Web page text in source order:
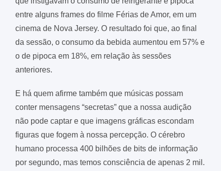
entre alguns frames do filme Férias de Amor, em um
cinema de Nova Jersey. O resultado foi que, ao final
da sessão, o consumo da bebida aumentou em 57% e
o de pipoca em 18%, em relação às sessões
anteriores.
E há quem afirme também que músicas possam
conter mensagens “secretas” que a nossa audição
não pode captar e que imagens gráficas escondam
figuras que fogem à nossa percepção. O cérebro
humano processa 400 bilhões de bits de informação
por segundo, mas temos consciência de apenas 2 mil.